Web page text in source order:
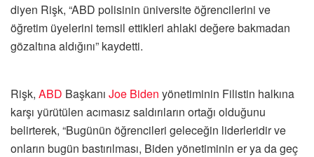
diyen Rişk, “ABD polisinin üniversite öğrencilerini ve
öğretim üyelerini temsil ettikleri ahlaki değere bakmadan
gözaltına aldığını” kaydetti.
Rişk, ABD Başkanı Joe Biden yönetiminin Filistin halkına
karşı yürütülen acımasız saldırıların ortağı olduğunu
belirterek, “Bugünün öğrencileri geleceğin liderleridir ve
onların bugün bastırılması, Biden yönetiminin er ya da geç